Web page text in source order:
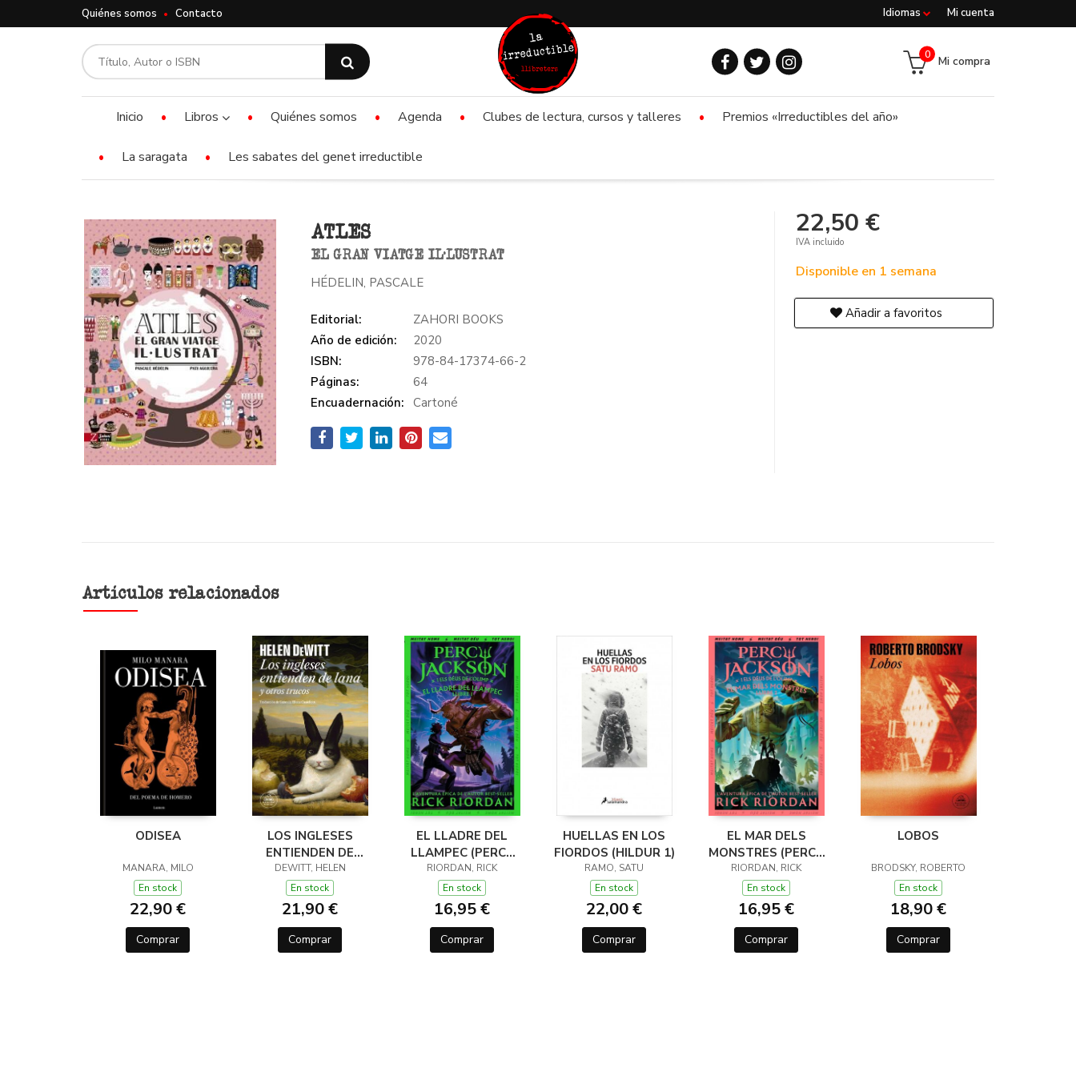
Mi cuenta
Idiomas
Quiénes somos Contacto
Mi compra
0
Inicio Libros Quiénes somos Agenda Clubes de lectura, cursos y talleres Premios «Irreductibles del año»
La saragata Les sabates del genet irreductible
ATLES
EL GRAN VIATGE IL·LUSTRAT
HÉDELIN, PASCALE
Editorial:
ZAHORI BOOKS
Año de edición:
2020
ISBN:
978-84-17374-66-2
Páginas:
64
Encuadernación:
Cartoné
22,50 €
IVA incluido
Disponible en 1 semana
Añadir a favoritos
Artículos relacionados
ODISEA
MANARA, MILO
En stock
22,90 €
Comprar
LOS INGLESES
ENTIENDEN DE
LANA (Y OTROS
TRUCOS)
DEWITT, HELEN
En stock
21,90 €
Comprar
EL LLADRE DEL
LLAMPEC (PERCY
JACKSON I ELS
DÉUS DE L'OLIMP 1)
RIORDAN, RICK
En stock
16,95 €
Comprar
HUELLAS EN LOS
FIORDOS (HILDUR 1)
RAMO, SATU
En stock
22,00 €
Comprar
EL MAR DELS
MONSTRES (PERCY
JACKSON I ELS
DÉUS DE L'OLIMP 2)
RIORDAN, RICK
En stock
16,95 €
Comprar
LOBOS
BRODSKY, ROBERTO
En stock
18,90 €
Comprar